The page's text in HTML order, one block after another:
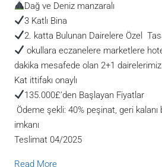
Dağ ve Deniz manzaralı
3 Katlı Bina
2. katta Bulunan Dairelere Özel
okullara eczanelere marketlere
dakika mesafede olan 2+1 dairelerimiz
Kat ittifakı onaylı
135.000£’den Başlayan Fiyatlar
Ödeme şekli: 40% peşinat, geri
imkanı
Teslimat 04/2025
Read More